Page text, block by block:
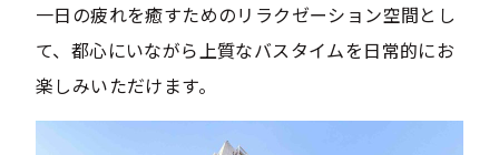
一日の疲れを癒すためのリラクゼーション空間とし
て、都心にいながら上質なバスタイムを日常的にお
楽しみいただけます。